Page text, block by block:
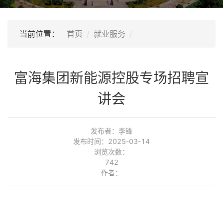
当前位置： 首页 就业服务
富海集团新能源控股专场招聘宣
讲会
发布者：李锋
发布时间：2025-03-14
浏览次数：
742
作者：